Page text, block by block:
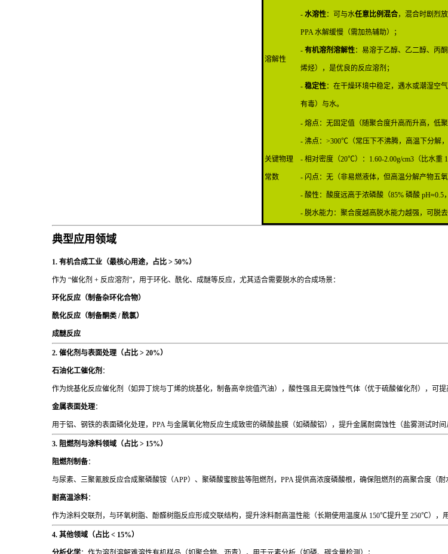
溶解性
- 水溶性：可与水任意比例混合，混合时剧烈
PPA 水解缓慢（需加热辅助）；
- 有机溶剂溶解性：易溶于乙醇、乙二醇、丙
烯烃），是优良的反应溶剂；
- 稳定性：在干燥环境中稳定，遇水或潮湿空
有毒）与水。
关键物理
常数
- 熔点：无固定值（随聚合度升高而升高，低
- 沸点：>300℃（常压下不沸腾，高温下分解，
- 相对密度（20℃）：1.60-2.00g/cm3（比水重
- 闪点：无（非易燃液体，但高温分解产物五
- 酸性：酸度远高于浓磷酸（85% 磷酸 pH≈0.5
- 脱水能力：聚合度越高脱水能力越强，可脱
典型应用领域
1. 有机合成工业（最核心用途，占比 > 50%）
作为 “催化剂 + 反应溶剂”，用于环化、酰化、成醚等反应，尤其适合需要脱水的合成场景：
环化反应（制备杂环化合物）
酰化反应（制备酮类 / 酰氯）
成醚反应
2. 催化剂与表面处理（占比 > 20%）
石油化工催化剂 ：
作为烷基化反应催化剂（如异丁烷与丁烯的烷基化，制备高辛烷值汽油），酸性强且无腐蚀性气体（优于硫酸催化剂），可提
金属表面处理：
用于铝、钢铁的表面磷化处理，PPA 与金属氧化物反应生成致密的磷酸盐膜（如磷酸铝），提升金属耐腐蚀性（盐雾测试时
3. 阻燃剂与涂料领域（占比 > 15%）
阻燃剂制备：
与尿素、三聚氰胺反应合成聚磷酸铵（APP）、聚磷酸蜜胺盐等阻燃剂，PPA 提供高浓度磷酸根，确保阻燃剂的高聚合度（耐
耐高温涂料：
作为涂料交联剂，与环氧树脂、酚醛树脂反应形成交联结构，提升涂料耐高温性能（长期使用温度从 150℃提升至 250℃），
4. 其他领域（占比 < 15%）